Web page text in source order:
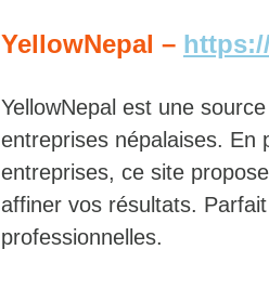
YellowNepal –
YellowNepal est une
entreprises népalaises. En
entreprises, ce site
affiner vos résultats.
professionnelles.